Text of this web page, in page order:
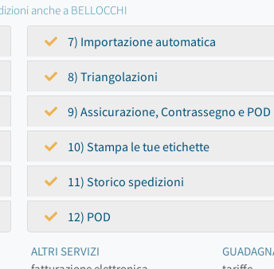
anche a BELLOCCHI
7) Importazione automatica
8) Triangolazioni
9) Assicurazione, Contrassegno e POD
10) Stampa le tue etichette
11) Storico spedizioni
12) POD
ALTRI SERVIZI